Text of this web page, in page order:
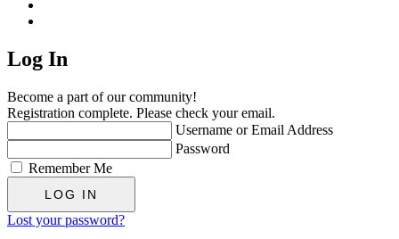
Log In
Become a part of our community!
Registration complete. Please check your email.
Username or Email Address
Password
Remember Me
Lost your password?